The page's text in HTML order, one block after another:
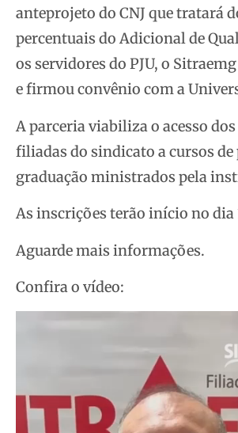
anteprojeto do CNJ que tratará
percentuais do Adicional de
os servidores do PJU, o
e firmou convênio com a
A parceria viabiliza o acesso
filiadas do sindicato a cursos de
graduação ministrados pela
As inscrições terão início no dia
Aguarde mais informações.
Confira o vídeo: